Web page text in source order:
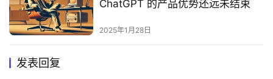
ChatGPT 的产品优势还远未结束
2025年1月28日
发表回复